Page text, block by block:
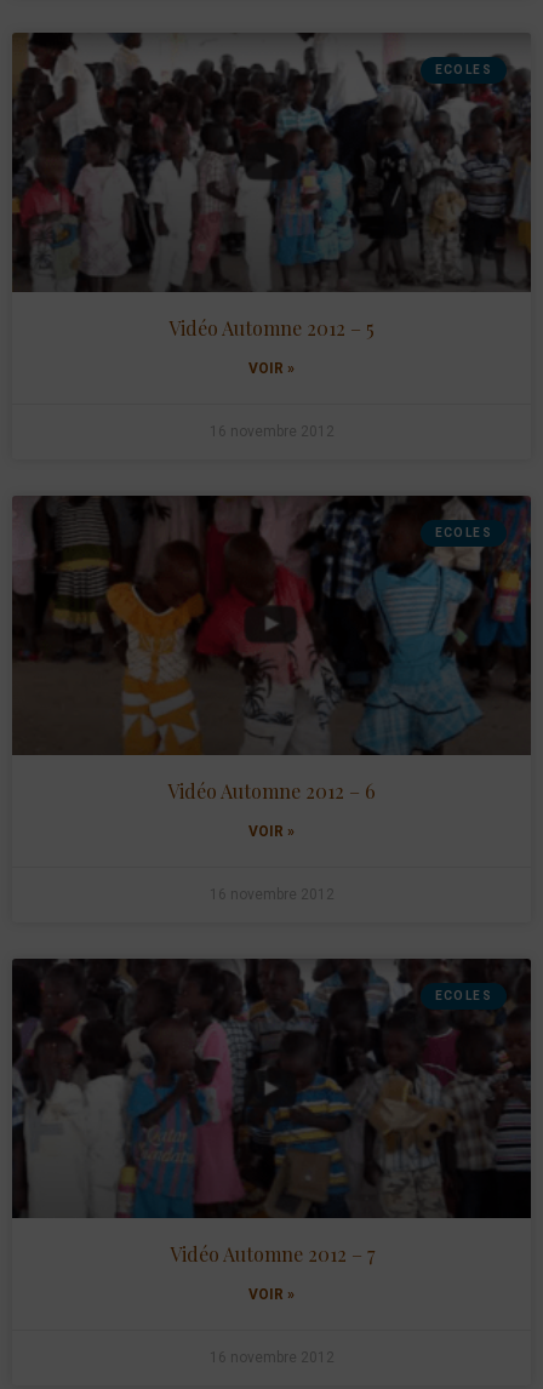
ECOLES
Vidéo Automne 2012 – 5
VOIR »
16 novembre 2012
ECOLES
Vidéo Automne 2012 – 6
VOIR »
16 novembre 2012
ECOLES
Vidéo Automne 2012 – 7
VOIR »
16 novembre 2012